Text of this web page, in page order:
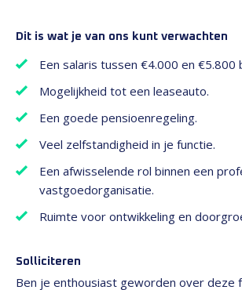
Dit is wat je van ons kunt verwachten
Een salaris tussen €4.000 en €5.800
Mogelijkheid tot een leaseauto.
Een goede pensioenregeling.
Veel zelfstandigheid in je functie.
Een afwisselende rol binnen een
vastgoedorganisatie.
Ruimte voor ontwikkeling en
Solliciteren
Ben je enthousiast geworden over deze